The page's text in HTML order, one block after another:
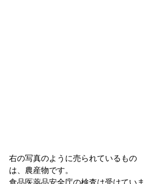
右の写真のように売られているもの
は、農産物です。
食品医薬品安全庁の検査は受けていま